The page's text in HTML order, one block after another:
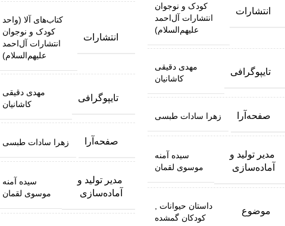
انتشارات
کودک و نوجوان
انتشارات آل‌احمد
علیهم‌السلام)
تایپوگرافی
مهدی دقیقی
کاشانیان
صفحه‌آرا زهرا سادات طبسی
مدیر تولید و
آماده‌سازی
سیده آمنه
موسوی لقمان
موضوع
داستان حیوانات
کودکان گمشده
انتشارات
کتاب‌های آلا (واحد
کودک و نوجوان
انتشارات آل‌احمد
علیهم‌السلام)
تایپوگرافی
مهدی دقیقی
کاشانیان
صفحه‌آرا زهرا سادات طبسی
مدیر تولید و
آماده‌سازی
سیده آمنه
موسوی لقمان